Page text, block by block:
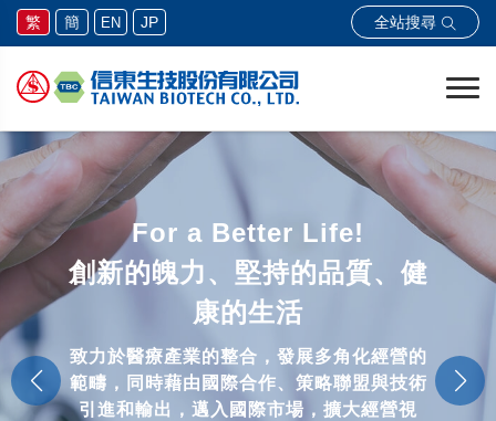
繁 簡 EN JP 全站搜尋
For a Better Life!
創新的魄力、堅持的品質、健
康的生活
致力於醫療產業的整合，發展多角化經營的
範疇，同時藉由國際合作、策略聯盟與技術
引進和輸出，邁入國際市場，擴大經營視